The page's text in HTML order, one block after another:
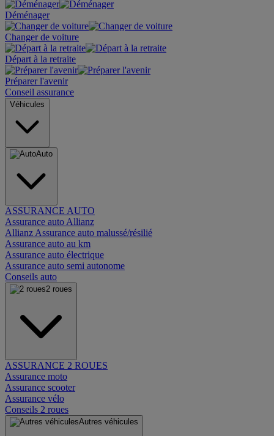
Déménager
Changer de voiture
Départ à la retraite
Préparer l'avenir
Conseil assurance
Véhicules
Auto
ASSURANCE AUTO
Assurance auto Allianz
Allianz Assurance auto malussé/résilié
Assurance auto au km
Assurance auto électrique
Assurance auto semi autonome
Conseils auto
2 roues
ASSURANCE 2 ROUES
Assurance moto
Assurance scooter
Assurance vélo
Conseils 2 roues
Autres véhicules